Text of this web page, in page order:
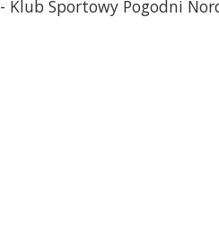
- Klub Sportowy Pogodni